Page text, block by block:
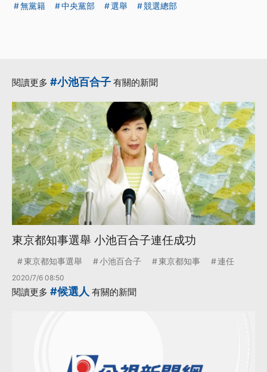
無黨籍 中央黨部 選舉 競選總部
閱讀更多 #小池百合子 有關的新聞
東京都知事選舉 小池百合子連任成功
東京都知事選舉 小池百合子 東京都知事 連任
2020/7/6 08:50
閱讀更多 #候選人 有關的新聞